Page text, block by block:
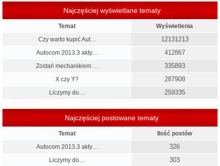
Najczęściej wyświetlane tematy
Temat
Wyświetlenia
Czy warto kupić Aut…
12131213
Autocom 2013.3 akty… 412867
Zostań mechanikiem … 335893
X czy Y? 287908
Liczymy do.... 259335
Najczęściej postowane tematy
Temat
Ilość postów
Autocom 2013.3 akty…
326
Liczymy do.... 303